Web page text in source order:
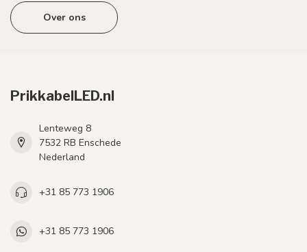
Over ons
PrikkabelLED.nl
Lenteweg 8
7532 RB Enschede
Nederland
+31 85 773 1906
+31 85 773 1906